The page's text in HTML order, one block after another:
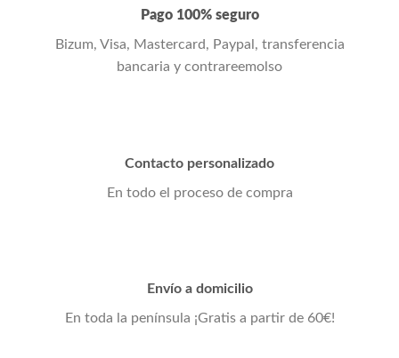
Pago 100% seguro
Bizum, Visa, Mastercard, Paypal, transferencia
bancaria y contrareemolso
Contacto personalizado
En todo el proceso de compra
Envío a domicilio
En toda la península ¡Gratis a partir de 60€!